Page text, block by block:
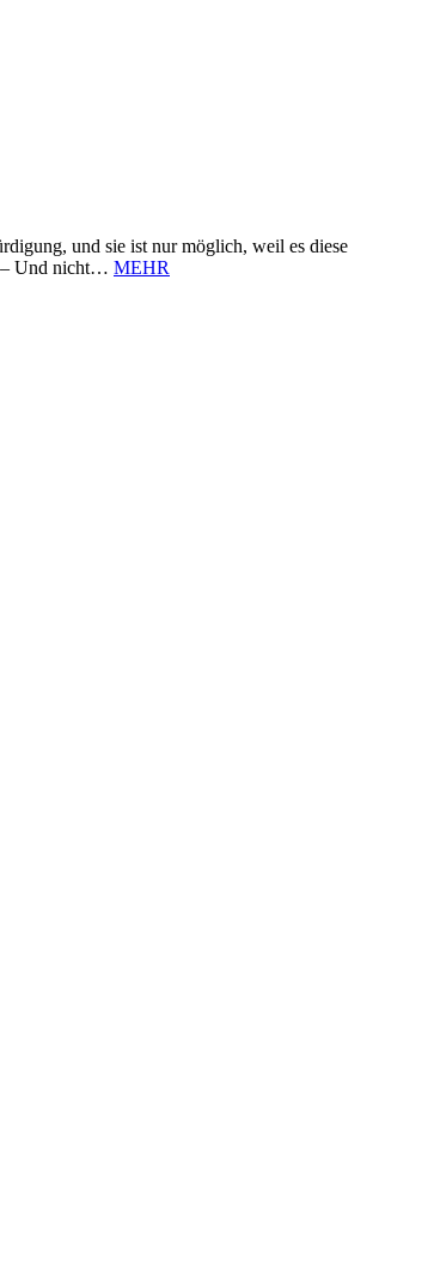
und sie ist nur möglich, weil es diese
– Und nicht… MEHR